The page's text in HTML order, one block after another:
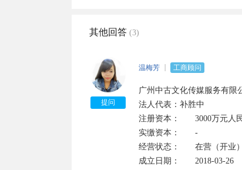
其他回答 (3)
提问
温梅芳 工商顾问
广州中古文化传媒服务有限
法人代表：补胜中
注册资本：	3000万元人民币
实缴资本：	-
经营状态：	在营（开业）企业
成立日期：	2018-03-26